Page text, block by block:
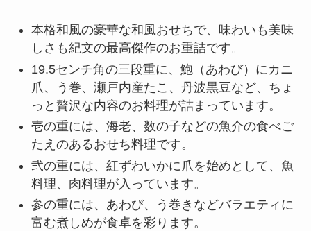
本格和風の豪華な和風おせちで、味わいも美味
しさも紀文の最高傑作のお重詰です。
19.5センチ角の三段重に、鮑（あわび）にカニ
爪、う巻、瀬戸内産たこ、丹波黒豆など、ちょ
っと贅沢な内容のお料理が詰まっています。
壱の重には、海老、数の子などの魚介の食べご
たえのあるおせち料理です。
弐の重には、紅ずわいかに爪を始めとして、魚
料理、肉料理が入っています。
参の重には、あわび、う巻きなどバラエティに
富む煮しめが食卓を彩ります。